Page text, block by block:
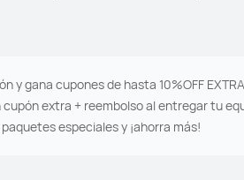
y gana cupones de hasta 10%OFF
cupón extra + reembolso al entregar tu
Trade-Inespeciales y ¡ahorra más!